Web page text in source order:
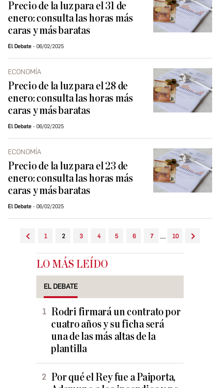
Precio de la luz para el 31 de
enero: consulta las horas más
caras y más baratas
El Debate 06/02/2025
ECONOMÍA
Precio de la luz para el 28 de
enero: consulta las horas más
caras y más baratas
El Debate 06/02/2025
ECONOMÍA
Precio de la luz para el 23 de
enero: consulta las horas más
caras y más baratas
El Debate 06/02/2025
1 2 3 4 5 6 7 ... 10
LO MÁS LEÍDO
EL DEBATE
Rodri firmará un contrato por
cuatro años y su ficha será
una de las más altas de la
plantilla
Por qué el Rey fue a Paiporta,